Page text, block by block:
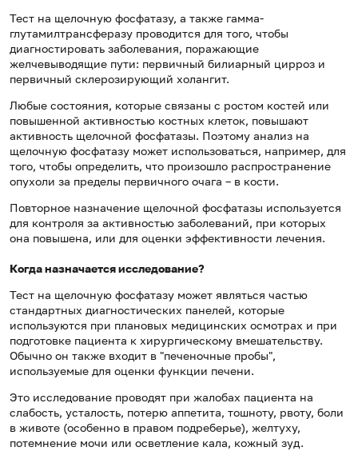
Тест на щелочную фосфатазу, а также гамма-
глутамилтрансферазу проводится для того, чтобы
диагностировать заболевания, поражающие
желчевыводящие пути: первичный билиарный цирроз и
первичный склерозирующий холангит.
Любые состояния, которые связаны с ростом костей или
повышенной активностью костных клеток, повышают
активность щелочной фосфатазы. Поэтому анализ на
щелочную фосфатазу может использоваться, например, для
того, чтобы определить, что произошло распространение
опухоли за пределы первичного очага – в кости.
Повторное назначение щелочной фосфатазы используется
для контроля за активностью заболеваний, при которых
она повышена, или для оценки эффективности лечения.
Когда назначается исследование?
Тест на щелочную фосфатазу может являться частью
стандартных диагностических панелей, которые
используются при плановых медицинских осмотрах и при
подготовке пациента к хирургическому вмешательству.
Обычно он также входит в "печеночные пробы",
используемые для оценки функции печени.
Это исследование проводят при жалобах пациента на
слабость, усталость, потерю аппетита, тошноту, рвоту, боли
в животе (особенно в правом подреберье), желтуху,
потемнение мочи или осветление кала, кожный зуд.